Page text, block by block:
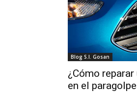
Blog S.I. Gosan
¿Cómo
en el